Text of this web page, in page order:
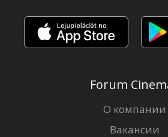
Forum
О компании
Вакансии